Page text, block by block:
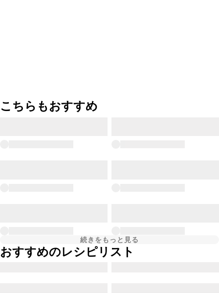
こちらもおすすめ
続きをもっと見る
おすすめのレシピリスト